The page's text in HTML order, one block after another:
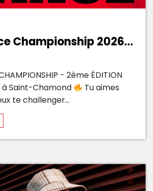
Championship 2026...
- 2ème ÉDITION
à Saint-Chamond
Tu aimes
te challenger...